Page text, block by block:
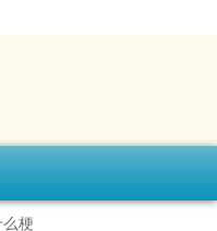
梗